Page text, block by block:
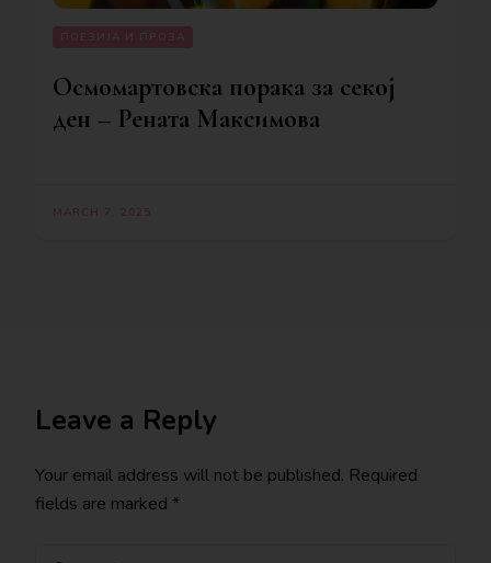
Осмомартовска порака за секој
ден – Рената Максимова
Leave a Reply
Your email address will not be published. Required
fields are marked *